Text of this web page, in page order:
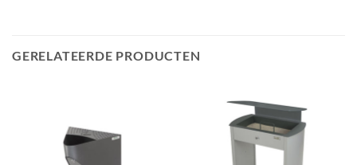
GERELATEERDE PRODUCTEN